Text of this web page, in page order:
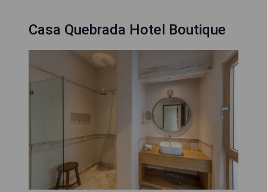
Casa Quebrada Hotel Boutique